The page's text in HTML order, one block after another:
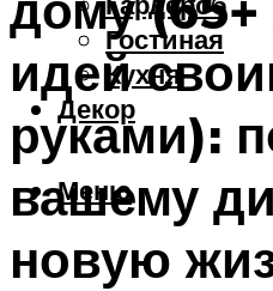
Гостиная
Кухня
Декор
Меню
идей
руками):
вашему
новую